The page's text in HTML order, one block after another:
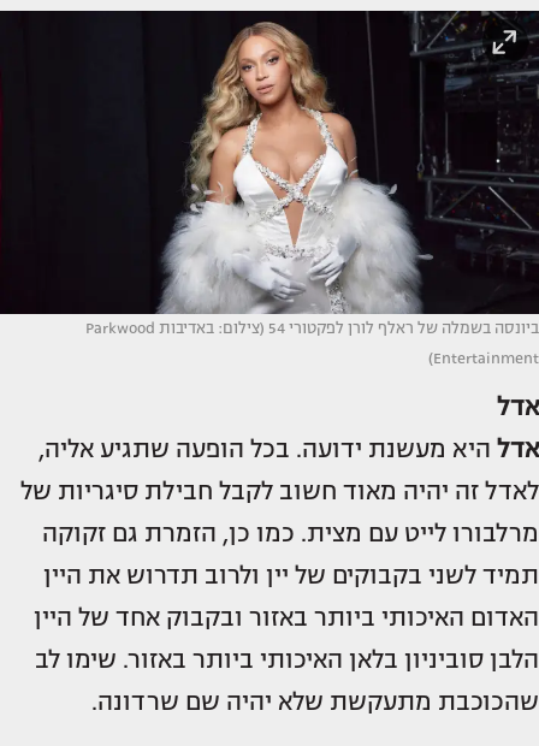
ביונסה בשמלה של ראלף לורן לפקטורי 54 (צילום: באדיבות Parkwood
Entertainment)
אדל
אדל היא מעשנת ידועה. בכל הופעה שתגיע אליה,
לאדל זה יהיה מאוד חשוב לקבל חבילת סיגריות של
מרלבורו לייט עם מצית. כמו כן, הזמרת גם זקוקה
תמיד לשני בקבוקים של יין ולרוב תדרוש את היין
האדום האיכותי ביותר באזור ובקבוק אחד של היין
הלבן סוביניון בלאן האיכותי ביותר באזור. שימו לב
שהכוכבת מתעקשת שלא יהיה שם שרדונה.